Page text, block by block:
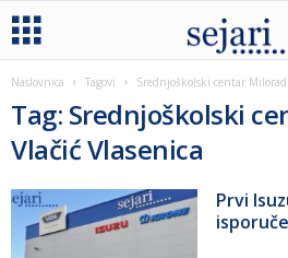
Naslovnica Tagovi Srednjoškolski centar Milorad
Tag: Srednjoškolski
Vlačić Vlasenica
Prvi